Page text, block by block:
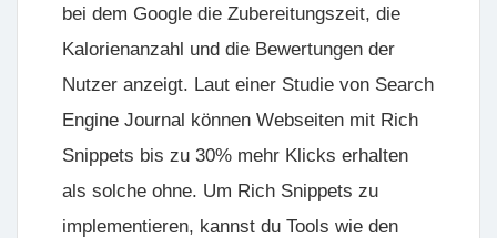
bei dem Google die Zubereitungszeit, die
Kalorienanzahl und die Bewertungen der
Nutzer anzeigt. Laut einer Studie von Search
Engine Journal können Webseiten mit Rich
Snippets bis zu 30% mehr Klicks erhalten
als solche ohne. Um Rich Snippets zu
implementieren, kannst du Tools wie den